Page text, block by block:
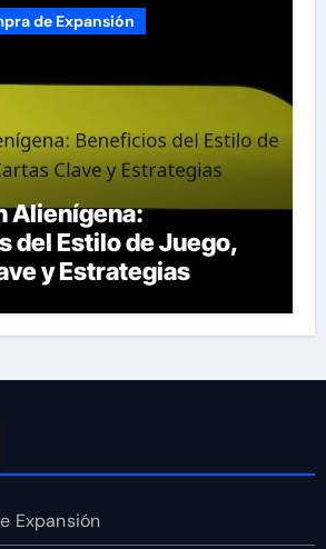
de Expansión
Alienígena:
del Estilo de Juego,
y Estrategias
Expansión